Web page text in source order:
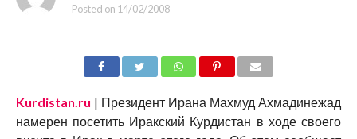
Posted on 14/02/2008
Kurdistan.ru | Президент Ирана Махмуд Ахмадинежад
намерен посетить Иракский Курдистан в ходе своего